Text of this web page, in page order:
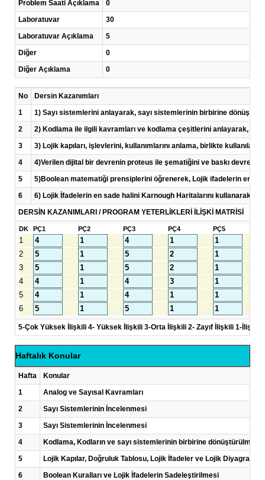
Problem Saati Açıklama
0
Laboratuvar
30
Laboratuvar Açıklama
5
Diğer
0
Diğer Açıklama
0
No
Dersin Kazanımları
1
1) Sayı sistemlerini anlayarak, sayı sistemlerinin birbirine
2
2) Kodlama ile ilgili kavramları ve kodlama çeşitlerini anlayarak,
3
3) Lojik kapıları, işlevlerini, kullanımlarını anlama, birlikte
4
4)Verilen dijital bir devrenin proteus ile şematiğini ve baskı
5
5)Boolean matematiği prensiplerini öğrenerek, Lojik ifadelerin en
6
6) Lojik İfadelerin en sade halini Karnough Haritalarını kullanarak
DERSİN KAZANIMLARI / PROGRAM YETERLİKLERİ İLİŞKİ MATRİSİ
DK PÇ1 PÇ2 PÇ3 PÇ4 PÇ5
1
2
3
4
5
6
5-Çok Yüksek İlişkili 4- Yüksek İlişkili 3-Orta İlişkili 2- Zayıf İlişkili 1-
Haftalık Konular
Hafta
Konular
1
Analog ve Sayısal Kavramları
2
Sayı Sistemlerinin İncelenmesi
3
Sayı Sistemlerinin İncelenmesi
4
Kodlama, Kodların ve sayı sistemlerinin birbirine dönüştürülmesi
5
Lojik Kapılar, Doğruluk Tablosu, Lojik İfadeler ve Lojik Diyagramlar
6
Boolean Kuralları ve Lojik İfadelerin Sadeleştirilmesi